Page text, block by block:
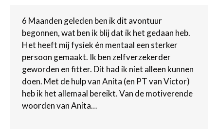
6 Maanden geleden ben ik dit avontuur
begonnen, wat ben ik blij dat ik het gedaan heb.
Het heeft mij fysiek én mentaal een sterker
persoon gemaakt. Ik ben zelfverzekerder
geworden en fitter. Dit had ik niet alleen kunnen
doen. Met de hulp van Anita (en PT van Victor)
heb ik het allemaal bereikt. Van de motiverende
woorden van Anita…